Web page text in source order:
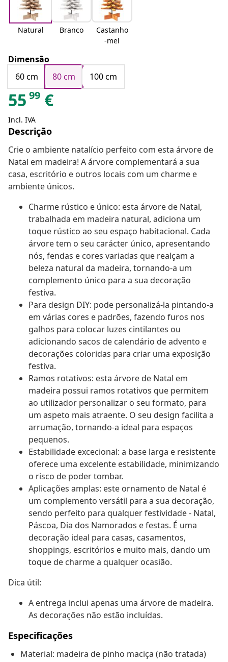
Natural Branco
Castanho
-mel
Dimensão
60 cm
80 cm 100 cm
55 99 €
Incl. IVA
Descrição
Crie o ambiente natalício perfeito com esta árvore de
Natal em madeira! A árvore complementará a sua
casa, escritório e outros locais com um charme e
ambiente únicos.
Charme rústico e único: esta árvore de Natal,
trabalhada em madeira natural, adiciona um
toque rústico ao seu espaço habitacional. Cada
árvore tem o seu carácter único, apresentando
nós, fendas e cores variadas que realçam a
beleza natural da madeira, tornando-a um
complemento único para a sua decoração
festiva.
Para design DIY: pode personalizá-la pintando-a
em várias cores e padrões, fazendo furos nos
galhos para colocar luzes cintilantes ou
adicionando sacos de calendário de advento e
decorações coloridas para criar uma exposição
festiva.
Ramos rotativos: esta árvore de Natal em
madeira possui ramos rotativos que permitem
ao utilizador personalizar o seu formato, para
um aspeto mais atraente. O seu design facilita a
arrumação, tornando-a ideal para espaços
pequenos.
Estabilidade excecional: a base larga e resistente
oferece uma excelente estabilidade, minimizando
o risco de poder tombar.
Aplicações amplas: este ornamento de Natal é
um complemento versátil para a sua decoração,
sendo perfeito para qualquer festividade - Natal,
Páscoa, Dia dos Namorados e festas. É uma
decoração ideal para casas, casamentos,
shoppings, escritórios e muito mais, dando um
toque de charme a qualquer ocasião.
Dica útil:
A entrega inclui apenas uma árvore de madeira.
As decorações não estão incluídas.
Especificações
Material: madeira de pinho maciça (não tratada)